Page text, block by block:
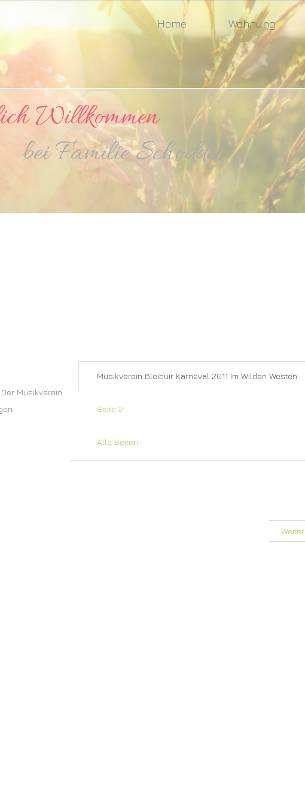
Schoddel
Home Wohnung
Musikverein Bleibuir Karneval 2011 Im Wilden Westen.
Seite 2
Alle Seiten
Musikverein
Weiter